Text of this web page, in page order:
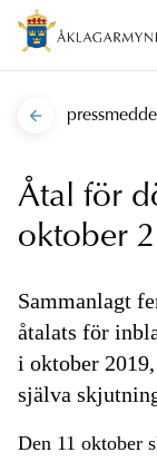
Åtal för
oktober
Sammanlagt
åtalats för
i oktober
själva
Den 11 oktober